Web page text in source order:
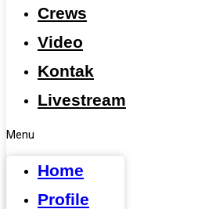
Crews
Video
Kontak
Livestream
Menu
Home
Profile